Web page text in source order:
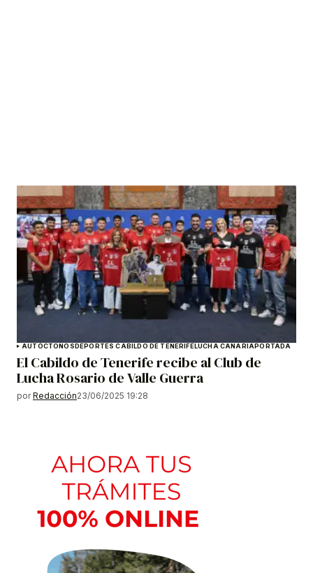
AUTÓCTONOSDEPORTES CABILDO DE TENERIFELUCHA CANARIAPORTADA
El Cabildo de Tenerife recibe al Club de
Lucha Rosario de Valle Guerra
por Redacción23/06/2025 19:28